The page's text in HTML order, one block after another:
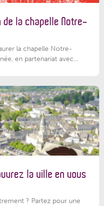
la chapelle Notre-
la chapelle Notre-
en partenariat avec...
la ville en vous
? Partez pour une